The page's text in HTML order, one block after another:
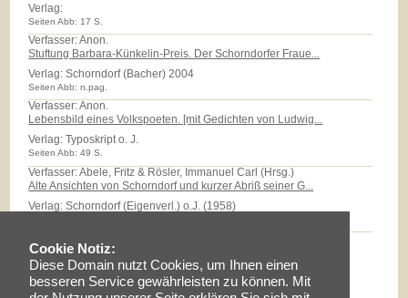
Cookie Notiz:
Diese Domain nutzt Cookies, um Ihnen einen
besseren Service gewährleisten zu können. Mit
Verlag:
Seiten Abb: 17 S.
Verfasser: Anon.
Stuftung Barbara-Künkelin-Preis. Der Schorndorfer Fraue...
Verlag:Schorndorf (Bacher) 2004
Seiten Abb: n.pag.
Verfasser: Anon.
Lebensbild eines Volkspoeten. [mit Gedichten von Ludwig...
Verlag:Typoskript o. J.
Seiten Abb: 49 S.
Verfasser: Abele, Fritz & Rösler, Immanuel Carl (Hrsg.)
Alte Ansichten von Schorndorf und kurzer Abriß seiner G...
Verlag:Schorndorf (Eigenverl.) o.J. (1958)
Das Röhm-Areal: Eine Zeitreise in das Quartier der 'Sti...
Verlag: Typoskript 2006
Seiten Abb: 27 S.